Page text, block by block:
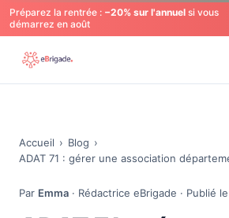
Préparez la rentrée : −20% sur l'annuel si vous
démarrez en août
Accueil › Blog ›
ADAT 71 : gérer une association
Par Emma · Rédactrice eBrigade · Publié